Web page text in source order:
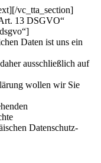
vc_tta_section]
13 DSGVO“
Daten ist uns ein
ausschließlich auf
wollen wir Sie
Datenschutz-